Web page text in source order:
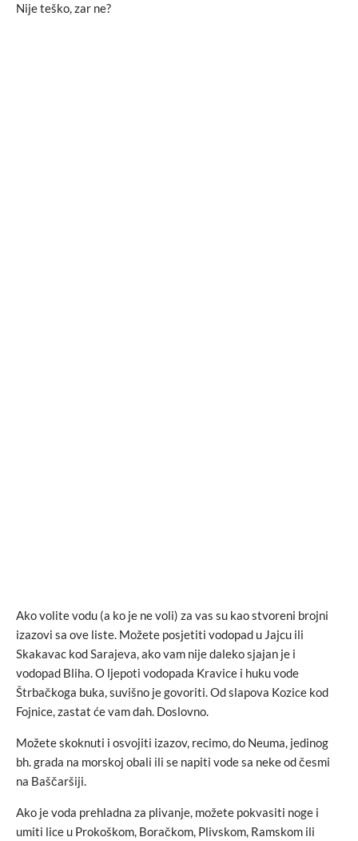
Nije teško, zar ne?
Ako volite vodu (a ko je ne voli) za vas su kao stvoreni brojni
izazovi sa ove liste. Možete posjetiti vodopad u Jajcu ili
Skakavac kod Sarajeva, ako vam nije daleko sjajan je i
vodopad Bliha. O ljepoti vodopada Kravice i huku vode
Štrbačkoga buka, suvišno je govoriti. Od slapova Kozice kod
Fojnice, zastat će vam dah. Doslovno.
Možete skoknuti i osvojiti izazov, recimo, do Neuma, jedinog
bh. grada na morskoj obali ili se napiti vode sa neke od česmi
na Baščaršiji.
Ako je voda prehladna za plivanje, možete pokvasiti noge i
umiti lice u Prokoškom, Boračkom, Plivskom, Ramskom ili